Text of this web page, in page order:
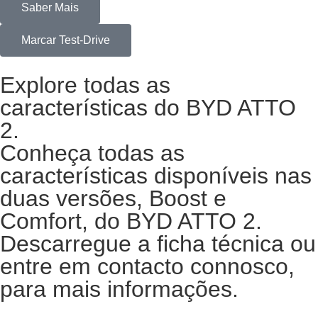
Saber Mais
Marcar Test-Drive
Explore todas as
características do BYD ATTO
2.
Conheça todas as
características disponíveis nas
duas versões, Boost e
Comfort, do BYD ATTO 2.
Descarregue a ficha técnica ou
entre em contacto connosco,
para mais informações.